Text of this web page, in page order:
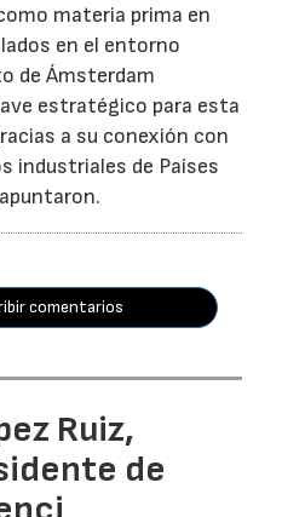
materia prima en
en el entorno
de Ámsterdam
estratégico para esta
a su conexión con
industriales de Países
comentarios
Ruiz,
de